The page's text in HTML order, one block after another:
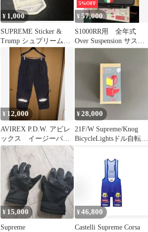
¥1,000
SUPREME Sticker &
Trump シュプリーム
■tobacco-T
5%OFF
¥57,000
S1000RR用 全年式
Over Suspension サスペ
ンションパーツ
¥ 12,000
AVIREX P.D.W. アビレ
ックス イージーパン
ツ リフレクター付き
新品
¥28,000
21F/W Supreme/Knog
BicycleLightsドル自転車
¥ 15,000
Supreme
¥ 46,800
Castelli Supreme Corsa